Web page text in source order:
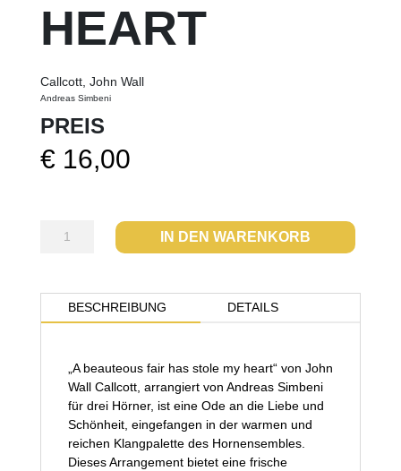
HEART
Callcott, John Wall
Andreas Simbeni
PREIS
€16,00
my
Menge
IN DEN WARENKORB
BESCHREIBUNG DETAILS
„A beauteous fair has stole my heart“ von John
Wall Callcott, arrangiert von Andreas Simbeni
für drei Hörner, ist eine Ode an die Liebe und
Schönheit, eingefangen in der warmen und
reichen Klangpalette des Hornensembles.
Dieses Arrangement bietet eine frische